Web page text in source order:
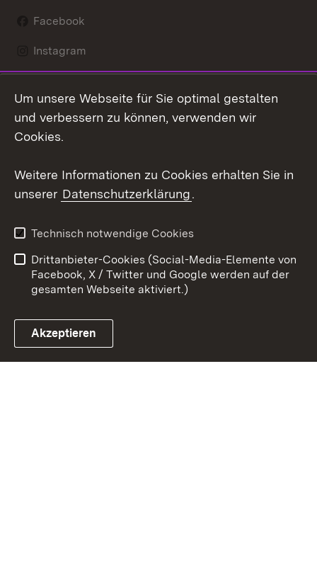
Facebook
Instagram
Mastodon
Youtube
Link zum Landesportal
Kontakt
Datenschutz
Barrierefreiheit
Impressum Cookies
Um unsere Webseite für Sie optimal gestalten
und verbessern zu können, verwenden wir
Cookies.
Weitere Informationen zu Cookies erhalten Sie in
unserer Datenschutzerklärung.
Technisch notwendige Cookies
Drittanbieter-Cookies (Social-Media-Elemente von
Facebook, X / Twitter und Google werden auf der
gesamten Webseite aktiviert.)
Akzeptieren